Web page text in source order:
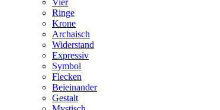
Vier
Ringe
Krone
Archaisch
Widerstand
Expressiv
Symbol
Flecken
Beieinander
Gestalt